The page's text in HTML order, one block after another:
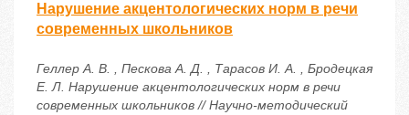
Нарушение акцентологических норм в речи
современных школьников
Геллер А. В. , Пескова А. Д. , Тарасов И. А. , Бродецкая
Е. Л. Нарушение акцентологических норм в речи
современных школьников // Научно-методический